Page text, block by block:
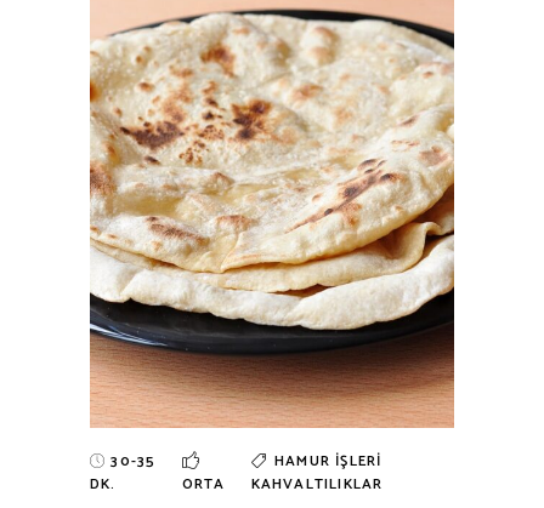
30-35
DK.
ORTA
HAMUR İŞLERI
KAHVALTILIKLAR